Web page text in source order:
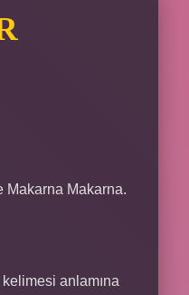
Makarna Makarna.
anlamına